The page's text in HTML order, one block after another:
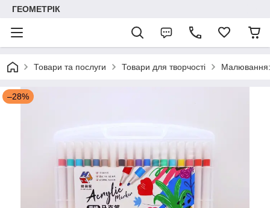
ГЕОМЕТРІК
Товари та послуги Товари для творчості
–28%